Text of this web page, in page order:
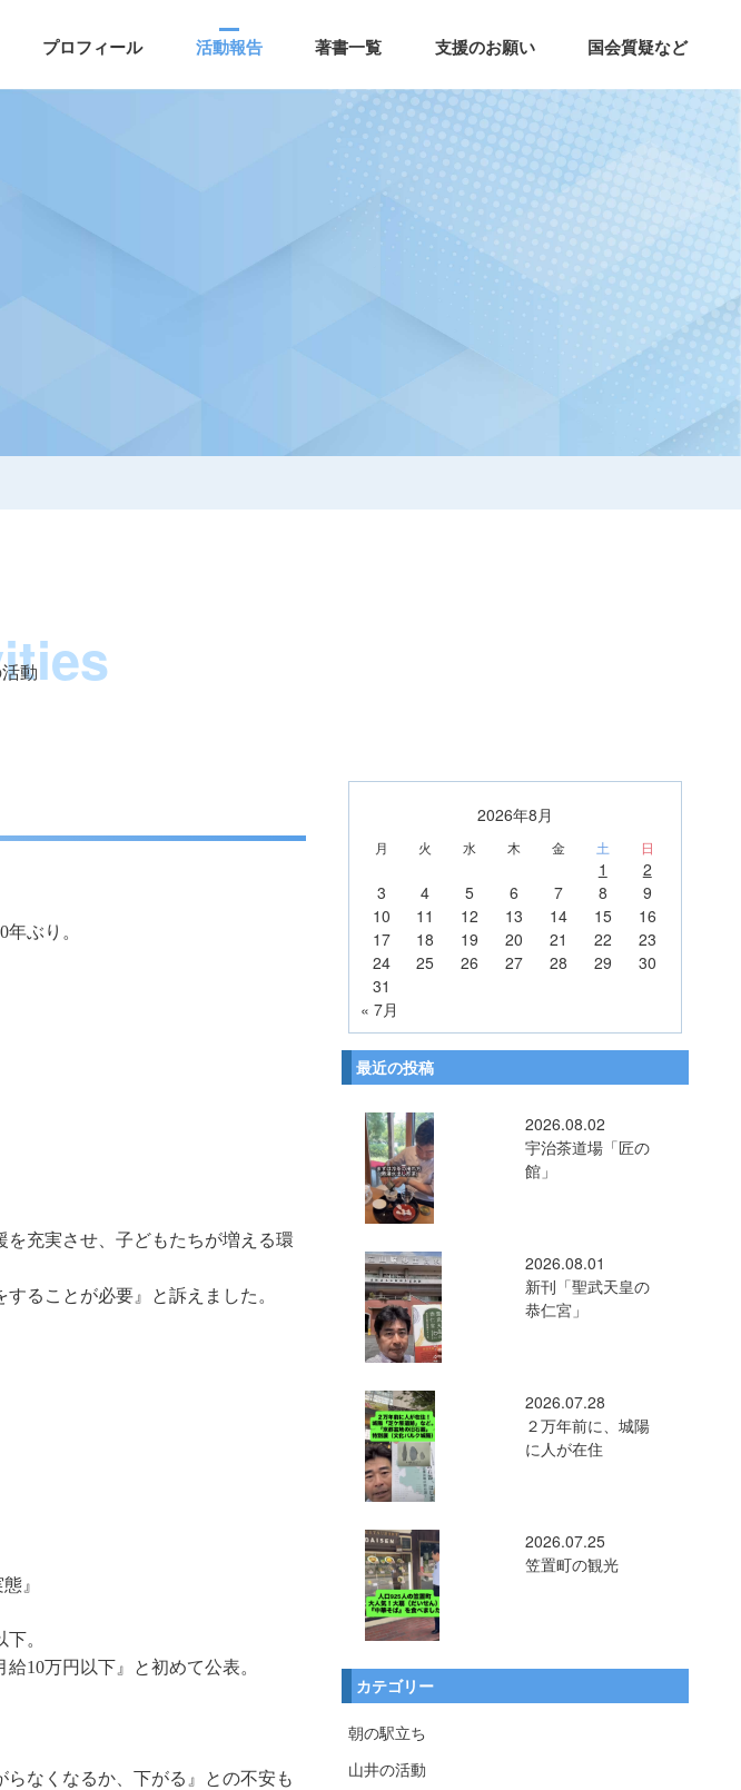
プロフィール 活動報告 著書一覧 支援のお願い 国会質疑など
動
ぶり。
充実させ、子どもたちが増える環
ることが必要』と訴えました。
』
。
10万円以下』と初めて公表。
らなくなるか、下がる』との不安も
2026年8月
月 火 水 木 金 土 日
1
2
3
4 5 6 7 8
9
10
11 12 13 14 15
16
17
18 19 20 21 22
23
24
25 26 27 28 29
30
31
« 7月
最近の投稿
2026.08.02
宇治茶道場「匠の
館」
2026.08.01
新刊「聖武天皇の
恭仁宮」
2026.07.28
２万年前に、城陽
に人が在住
2026.07.25
笠置町の観光
カテゴリー
朝の駅立ち
山井の活動